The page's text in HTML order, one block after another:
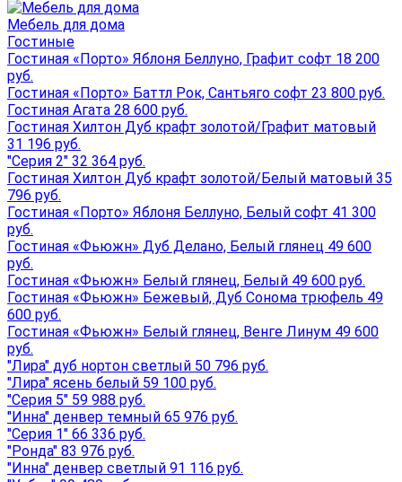
Мебель для дома
Гостиные
Гостиная «Порто» Яблоня Беллуно, Графит софт 18 200
руб.
Гостиная «Порто» Баттл Рок, Сантьяго софт 23 800 руб.
Гостиная Агата 28 600 руб.
Гостиная Хилтон Дуб крафт золотой/Графит матовый
31 196 руб.
"Серия 2" 32 364 руб.
Гостиная Хилтон Дуб крафт золотой/Белый матовый 35
796 руб.
Гостиная «Порто» Яблоня Беллуно, Белый софт 41 300
руб.
Гостиная «Фьюжн» Дуб Делано, Белый глянец 49 600
руб.
Гостиная «Фьюжн» Белый глянец, Белый 49 600 руб.
Гостиная «Фьюжн» Бежевый, Дуб Сонома трюфель 49
600 руб.
Гостиная «Фьюжн» Белый глянец, Венге Линум 49 600
руб.
"Лира" дуб нортон светлый 50 796 руб.
"Лира" ясень белый 59 100 руб.
"Серия 5" 59 988 руб.
"Инна" денвер темный 65 976 руб.
"Серия 1" 66 336 руб.
"Ронда" 83 976 руб.
"Инна" денвер светлый 91 116 руб.